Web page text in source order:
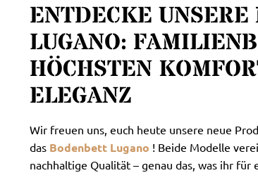
ENTDECKE
LUGANO:
HÖCHSTEN
ELEGANZ
Wir freuen uns, euch heute unsere neue
das Bodenbett Lugano ! Beide Modelle
nachhaltige Qualität – genau das, was ihr